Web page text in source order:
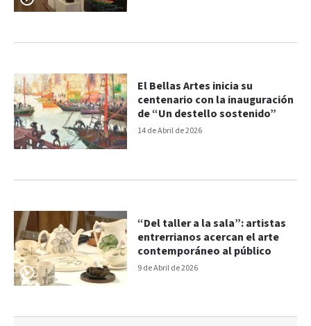
14 de Abril de 2026
El Bellas Artes inicia su
centenario con la inauguración
de “Un destello sostenido”
9 de Abril de 2026
“Del taller a la sala”: artistas
entrerrianos acercan el arte
contemporáneo al público